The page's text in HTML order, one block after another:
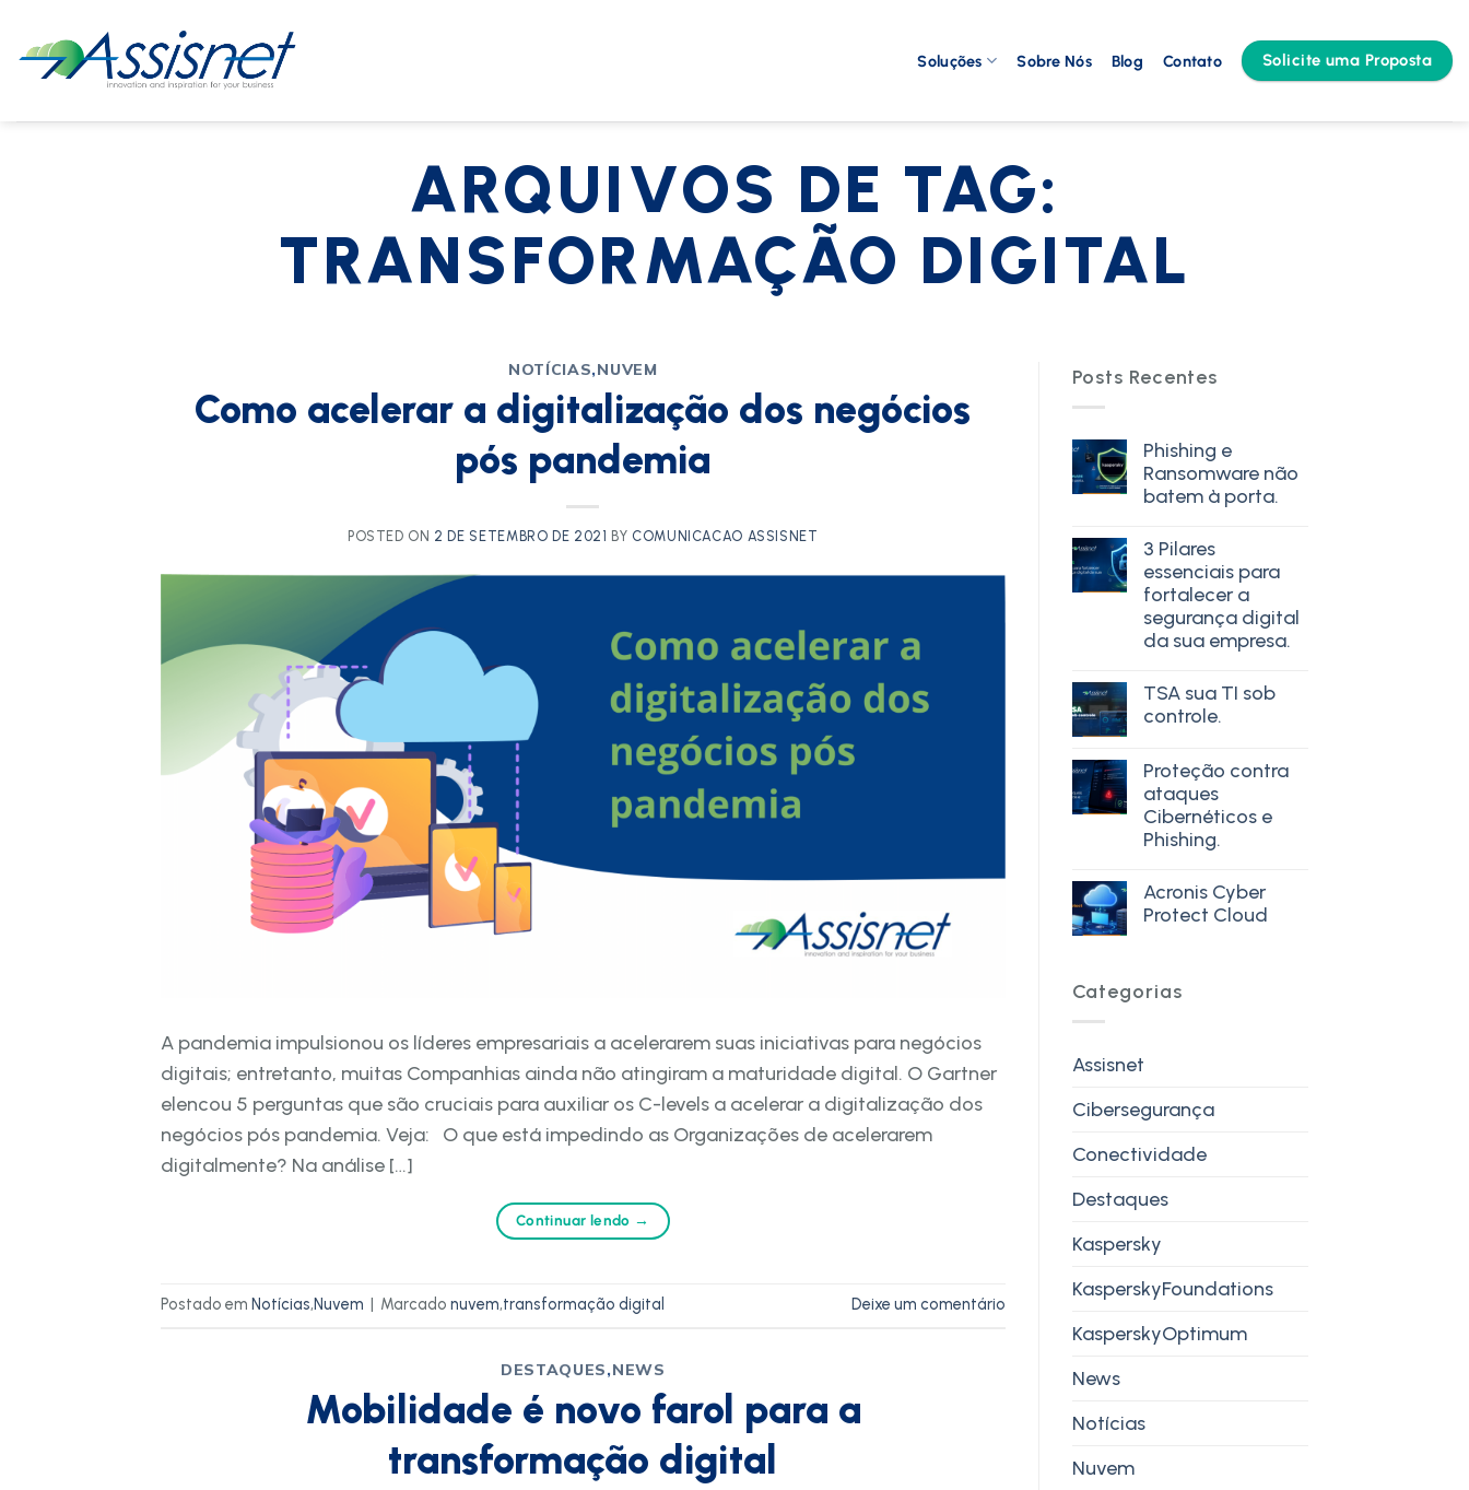
Soluções Sobre Nós Blog Contato Solicite uma Proposta
ARQUIVOS DE TAG:
TRANSFORMAÇÃO DIGITAL
NOTÍCIAS,NUVEM
Como acelerar a digitalização dos negócios
pós pandemia
POSTED ON 2 DE SETEMBRO DE 2021 BY COMUNICACAO ASSISNET
A pandemia impulsionou os líderes empresariais a acelerarem suas iniciativas para negócios
digitais; entretanto, muitas Companhias ainda não atingiram a maturidade digital. O Gartner
elencou 5 perguntas que são cruciais para auxiliar os C-levels a acelerar a digitalização dos
negócios pós pandemia. Veja: O que está impedindo as Organizações de acelerarem
digitalmente? Na análise […]
Continuar lendo →
Postado em Notícias,Nuvem Marcado nuvem,transformação digital Deixe um comentário
DESTAQUES,NEWS
Mobilidade é novo farol para a
transformação digital
Posts Recentes
Phishing e
Ransomware não
batem à porta.
3 Pilares
essenciais para
fortalecer a
segurança digital
da sua empresa.
TSA sua TI sob
controle.
Proteção contra
ataques
Cibernéticos e
Phishing.
Acronis Cyber
Protect Cloud
Categorias
Assisnet
Cibersegurança
Conectividade
Destaques
Kaspersky
KasperskyFoundations
KasperskyOptimum
News
Notícias
Nuvem